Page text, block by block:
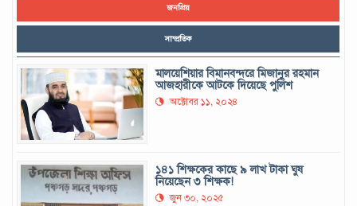
জনপ্রিয়
সাম্প্রতিক
মালয়েশিয়ার বিমানবন্দরে মিজানুর রহমান
আজহারীকে আটকে দিয়েছে পুলিশ
অক্টোবর ১১, ২০২৪
১৪১ শিক্ষকের কাছে ৯ লাখ টাকা ঘুষ
নিয়েছেন ৩ শিক্ষক!
জুন ৩০, ২০২৫